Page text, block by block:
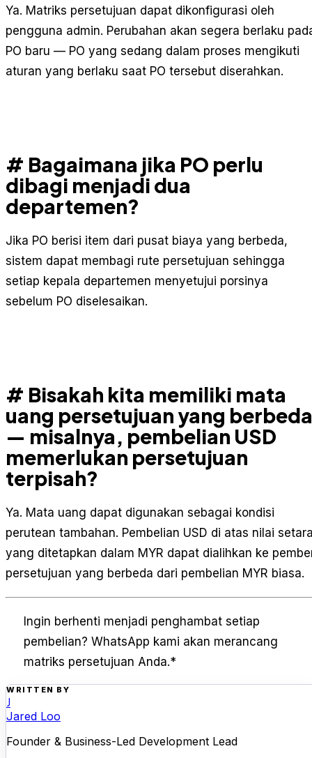
Ya. Matriks persetujuan dapat dikonfigurasi oleh
pengguna admin. Perubahan akan segera berlaku
PO baru — PO yang sedang dalam proses mengikuti
aturan yang berlaku saat PO tersebut diserahkan.
# Bagaimana jika PO perlu
dibagi menjadi dua
departemen?
Jika PO berisi item dari pusat biaya yang berbeda,
sistem dapat membagi rute persetujuan sehingga
setiap kepala departemen menyetujui porsinya
sebelum PO diselesaikan.
# Bisakah kita memiliki mata
uang persetujuan yang berbeda
— misalnya, pembelian USD
memerlukan persetujuan
terpisah?
Ya. Mata uang dapat digunakan sebagai kondisi
perutean tambahan. Pembelian USD di atas nilai
yang ditetapkan dalam MYR dapat dialihkan ke
persetujuan yang berbeda dari pembelian MYR biasa.
Ingin berhenti menjadi penghambat setiap
pembelian? WhatsApp kami akan merancang
matriks persetujuan Anda.*
WRITTEN BY
J
Jared Loo
Founder & Business-Led Development Lead